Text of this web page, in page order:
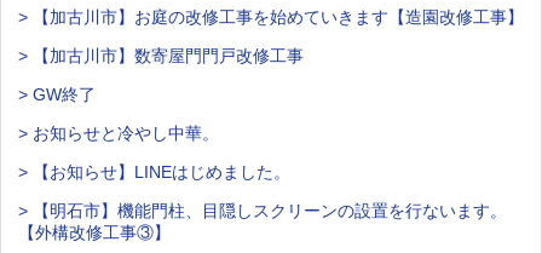
> 【加古川市】お庭の改修工事を始めていきます【造園改修工事】
> 【加古川市】数寄屋門門戸改修工事
> GW終了
> お知らせと冷やし中華。
> 【お知らせ】LINEはじめました。
> 【明石市】機能門柱、目隠しスクリーンの設置を行ないます。
【外構改修工事③】